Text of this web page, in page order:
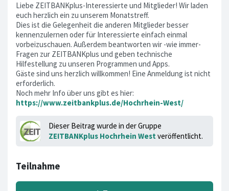
Liebe ZEITBANKplus-Interessierte und Mitglieder! Wir laden
euch herzlich ein zu unserem Monatstreff.
Dies ist die Gelegenheit die anderen Mitglieder besser
kennenzulernen oder für Interessierte einfach einmal
vorbeizuschauen. Außerdem beantworten wir -wie immer-
Fragen zur ZEITBANKplus und geben technische
Hilfestellung zu unseren Programmen und Apps.
Gäste sind uns herzlich willkommen! Eine Anmeldung ist nicht
erforderlich.
Noch mehr Info über uns gibt es hier:
https://www.zeitbankplus.de/Hochrhein-West/
Dieser Beitrag wurde in der Gruppe
ZEITBANKplus Hochrhein West veröffentlicht.